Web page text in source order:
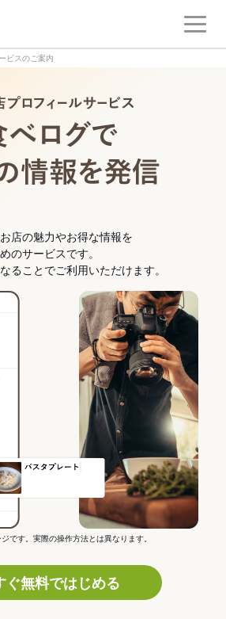
ビスのご案内
店の魅力やお得な情報を
のサービスです。
ることでご利用いただけます。
です。実際の操作方法とは異なります。
ぐ無料ではじめる